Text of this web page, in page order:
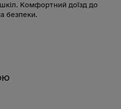
шкіл. Комфортний доїзд до
безпеки.